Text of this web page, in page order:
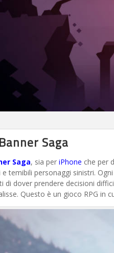
Saga
Saga, sia per iPhone che per
e temibili personaggi sinistri.
di dover prendere decisioni
Questo è un gioco RPG